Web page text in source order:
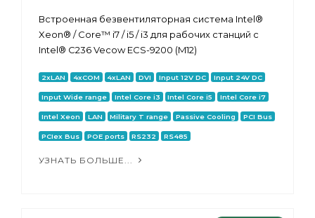
Встроенная безвентиляторная система Intel®
Xeon® / Core™ i7 / i5 / i3 для рабочих станций с
Intel® C236 Vecow ECS-9200 (M12)
2xLAN 4xCOM 4xLAN DVI Input 12V DC Input 24V DC
Input Wide range Intel Core i3 Intel Core i5 Intel Core i7
Intel Xeon LAN Military T range Passive Cooling PCI Bus
PCIex Bus POE ports RS232 RS485
УЗНАТЬ БОЛЬШЕ...